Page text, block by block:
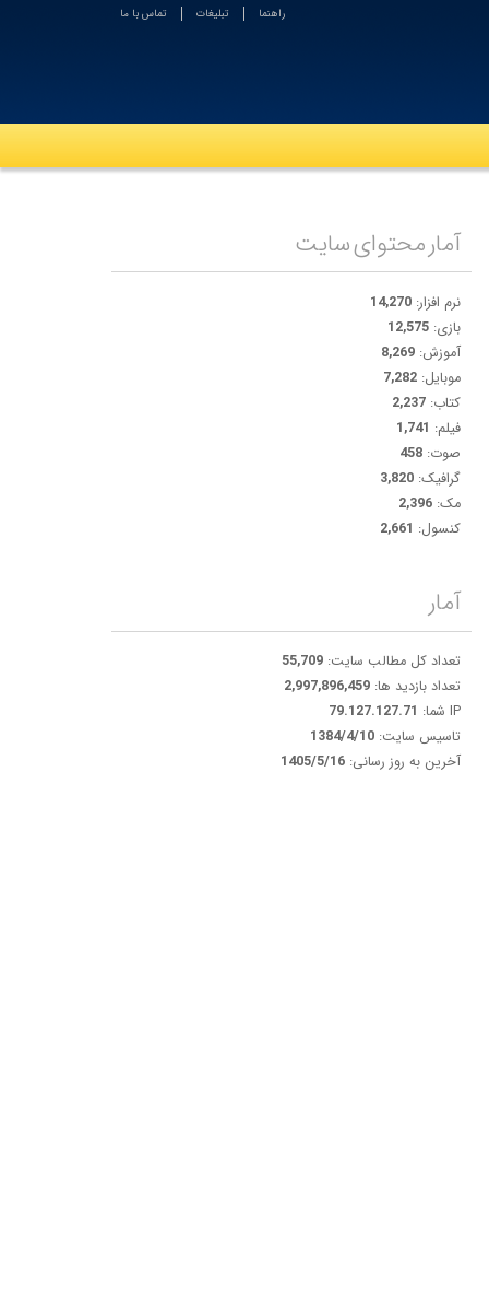
راهنما تبلیغات تماس با ما
آمار محتوای سایت
نرم افزار: 14,270
بازی: 12,575
آموزش: 8,269
موبایل: 7,282
کتاب: 2,237
فیلم: 1,741
صوت: 458
گرافیک: 3,820
مک: 2,396
کنسول: 2,661
آمار
تعداد کل مطالب سایت: 55,709
تعداد بازدید ها: 2,997,896,459
IP شما:
79.127.127.71
تاسیس سایت: 1384/4/10
آخرین به روز رسانی: 1405/5/16